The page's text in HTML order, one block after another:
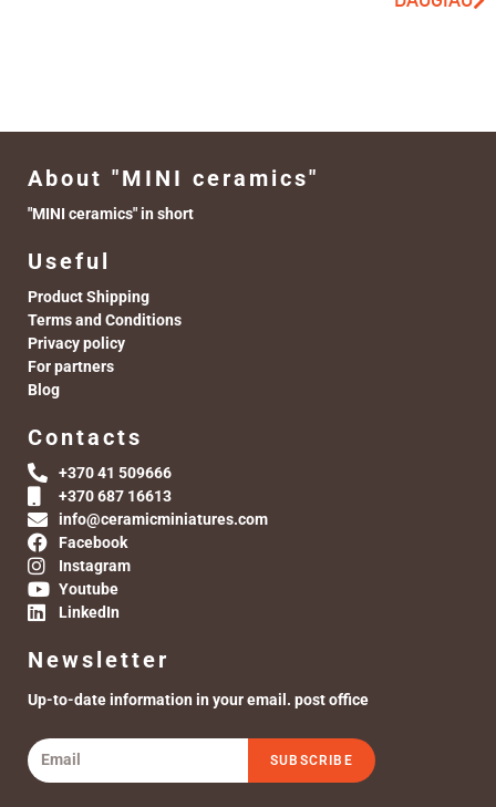
About "MINI ceramics"
"MINI ceramics" in short
Useful
Product Shipping
Terms and Conditions
Privacy policy
For partners
Blog
Contacts
+370 41 509666
+370 687 16613
info@ceramicminiatures.com
Facebook
Instagram
Youtube
LinkedIn
Newsletter
Up-to-date information in your email. post office
SUBSCRIBE